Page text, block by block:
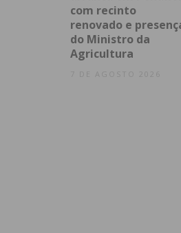
com recinto
renovado e
do Ministro da
Agricultura
7 DE AGOSTO 2026